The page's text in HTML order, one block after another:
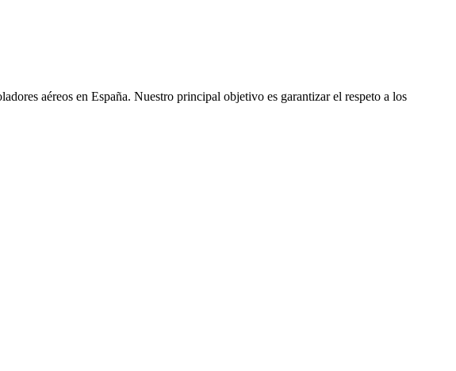
aéreos en España. Nuestro principal objetivo es garantizar el respeto a los